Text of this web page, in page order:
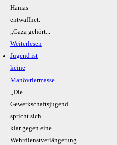
Hamas
entwaffnet.
„Gaza gehört...
Weiterlesen
Jugend ist
keine
Manövriermasse
„Die
Gewerkschaftsjugend
spricht sich
klar gegen eine
Wehrdienstverlängerung